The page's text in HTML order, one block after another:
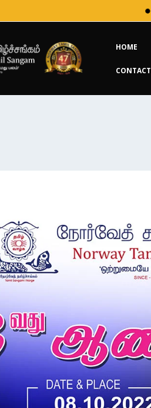
HOME
CONTACT